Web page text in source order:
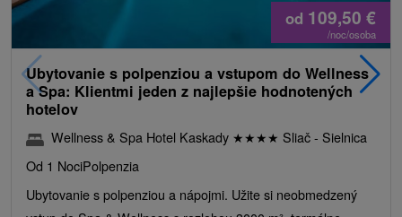
od 109,50 €
/noc/osoba
Ubytovanie s polpenziou a vstupom do Wellness
a Spa: Klientmi jeden z najlepšie hodnotených
hotelov
Wellness & Spa Hotel Kaskady ★★★★ Sliač - Sielnica
Od 1 NociPolpenzia
Ubytovanie s polpenziou a nápojmi. Užite si neobmedzený